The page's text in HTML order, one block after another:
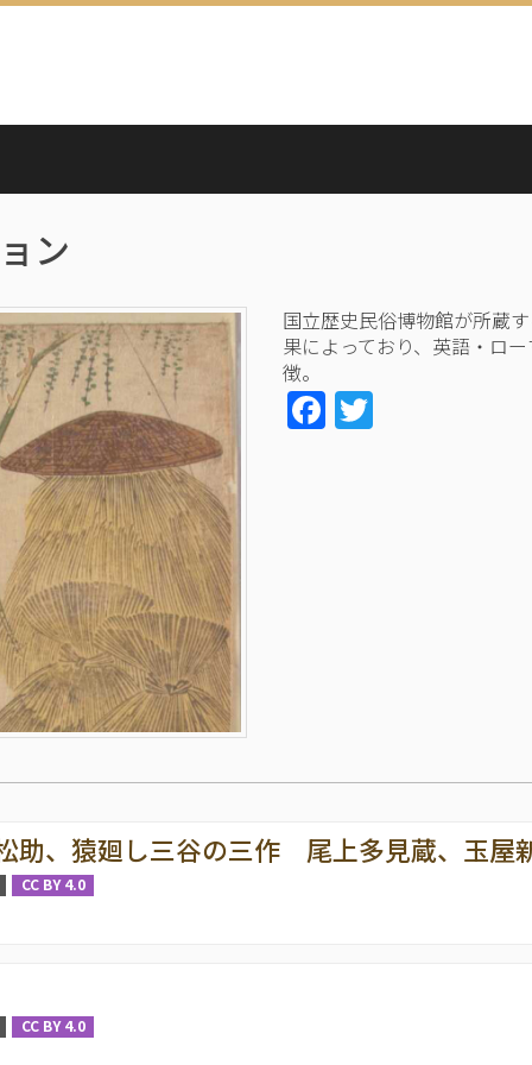
ン
国立歴史民俗博物館が所蔵
果によっており、英語・ロ
徴。
Facebook
Twitter
助、猿廻し三谷の三作 尾上多見蔵、玉
CC BY 4.0
CC BY 4.0